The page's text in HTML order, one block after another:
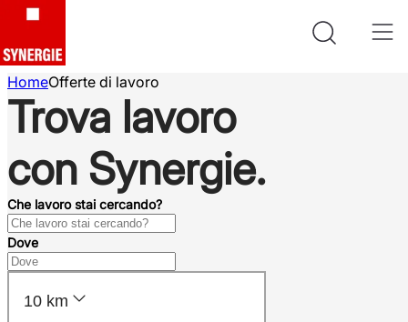
HomeOfferte di lavoro
Trova lavoro
con Synergie.
Che lavoro stai cercando?
Dove
10 km